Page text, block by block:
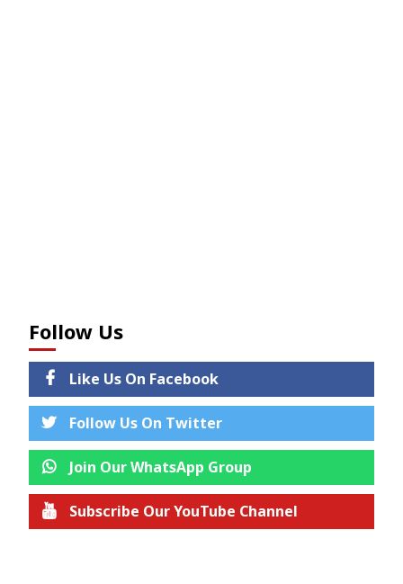
Follow Us
Like Us On Facebook
Follow Us On Twitter
Join Our WhatsApp Group
Subscribe Our YouTube Channel